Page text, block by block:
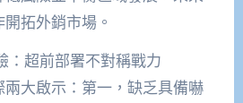
拓外銷市場。
：超前部署不對稱戰力
大啟示：第一，缺乏具備嚇